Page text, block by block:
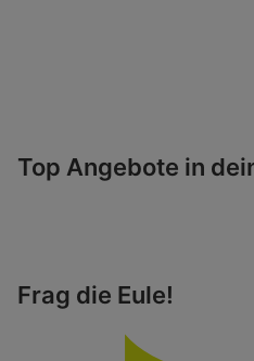
Top Angebote in
Frag die Eule!